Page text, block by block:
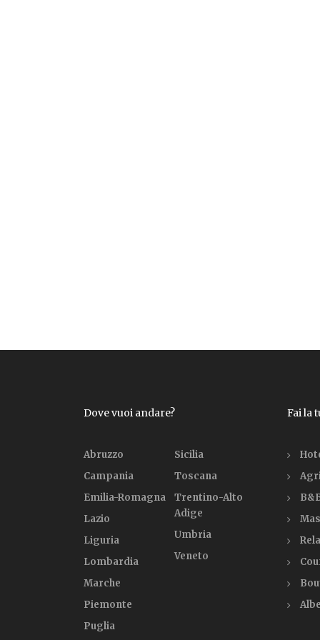
Dove vuoi andare?
Abruzzo
Campania
Emilia-Romagna
Lazio
Liguria
Lombardia
Marche
Piemonte
Puglia
Sicilia
Toscana
Trentino-Alto
Adige
Umbria
Veneto
Fai la